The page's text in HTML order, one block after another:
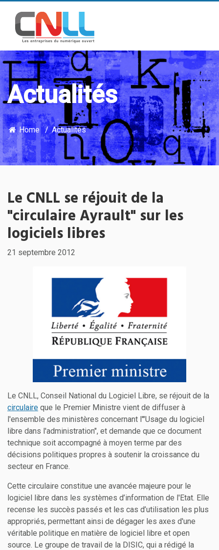
Actualités
Home Actualités
Le CNLL se réjouit de la
"circulaire Ayrault" sur les
logiciels libres
21 septembre 2012
Le CNLL, Conseil National du Logiciel Libre, se réjouit de la
circulaire que le Premier Ministre vient de diffuser à
l'ensemble des ministères concernant l'"Usage du logiciel
libre dans l'administration", et demande que ce document
technique soit accompagné à moyen terme par des
décisions politiques propres à soutenir la croissance du
secteur en France.
Cette circulaire constitue une avancée majeure pour le
logiciel libre dans les systèmes d’information de l'Etat. Elle
recense les succès passés et les cas d’utilisation les plus
appropriés, permettant ainsi de dégager les axes d'une
véritable politique en matière de logiciel libre et open
source. Le groupe de travail de la DISIC, qui a rédigé la